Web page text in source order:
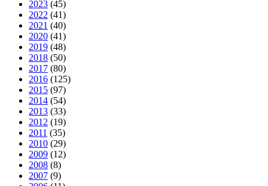
2023 (45)
2022 (41)
2021 (40)
2020 (41)
2019 (48)
2018 (50)
2017 (80)
2016 (125)
2015 (97)
2014 (54)
2013 (33)
2012 (19)
2011 (35)
2010 (29)
2009 (12)
2008 (8)
2007 (9)